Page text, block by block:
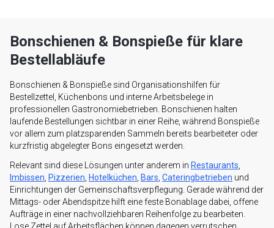
Bonschienen & Bonspieße für klare
Bestellabläufe
Bonschienen & Bonspieße sind Organisationshilfen für
Bestellzettel, Küchenbons und interne Arbeitsbelege in
professionellen Gastronomiebetrieben. Bonschienen halten
laufende Bestellungen sichtbar in einer Reihe, während Bonspieße
vor allem zum platzsparenden Sammeln bereits bearbeiteter oder
kurzfristig abgelegter Bons eingesetzt werden.
Relevant sind diese Lösungen unter anderem in Restaurants
Imbissen Pizzerien Hotelküchen Bars Cateringbetrieben und
Einrichtungen der Gemeinschaftsverpflegung. Gerade während der
Mittags- oder Abendspitze hilft eine feste Bonablage dabei, offene
Aufträge in einer nachvollziehbaren Reihenfolge zu bearbeiten.